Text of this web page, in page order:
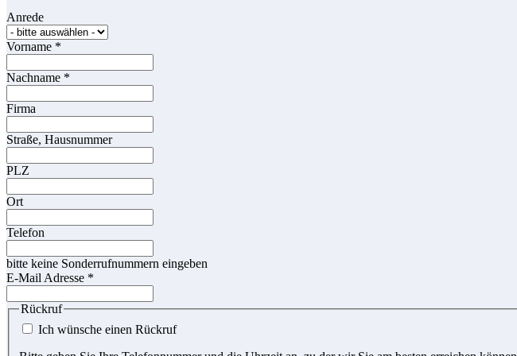
Anrede
Vorname *
Nachname *
Firma
Straße, Hausnummer
PLZ
Ort
Telefon
bitte keine Sonderrufnummern eingeben
E-Mail Adresse *
Rückruf
Ich wünsche einen Rückruf